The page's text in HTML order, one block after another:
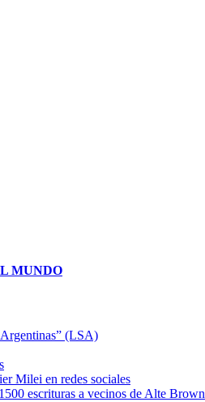
(LSA)
Milei en redes sociales
escrituras a vecinos de Alte Brown